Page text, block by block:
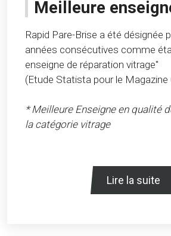
Meilleure
Rapid Pare-Brise a été désignée
années consécutives comme
enseigne de réparation vitrage"
(Etude Statista pour le Magazine
* Meilleure Enseigne en qualité
la catégorie vitrage
Lire la suite